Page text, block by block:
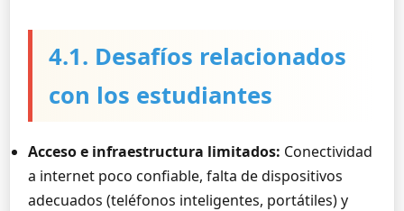
4.1. Desafíos relacionados
con los estudiantes
Acceso e infraestructura limitados: Conectividad
a internet poco confiable, falta de dispositivos
adecuados (teléfonos inteligentes, portátiles) y